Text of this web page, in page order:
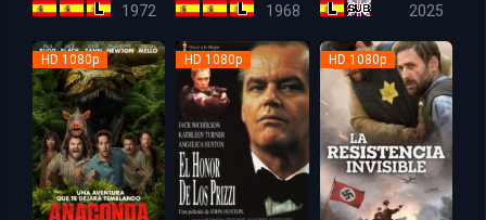
1972
1968
2025
HD 1080p HD 1080p HD 1080p